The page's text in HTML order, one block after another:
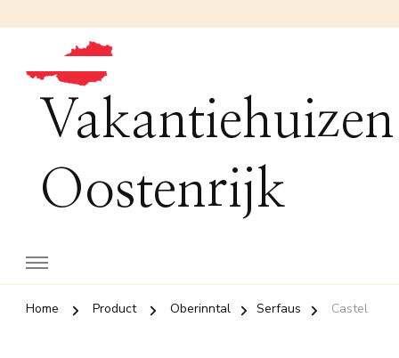
Vakantiehuizen
Oostenrijk
Home Product Oberinntal Serfaus Castel